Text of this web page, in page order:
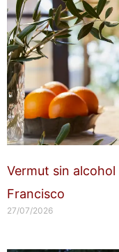
Vermut sin alcohol
Francisco
27/07/2026